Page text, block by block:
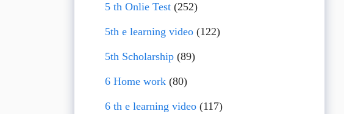
5 th Onlie Test(252)
5th e learning video(122)
5th Scholarship(89)
6 Home work(80)
6 th e learning video(117)